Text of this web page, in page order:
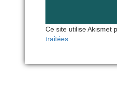
Ce site utilise Akismet
traitées